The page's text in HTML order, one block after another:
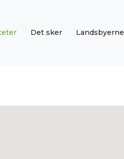
Det sker Landsbyerne